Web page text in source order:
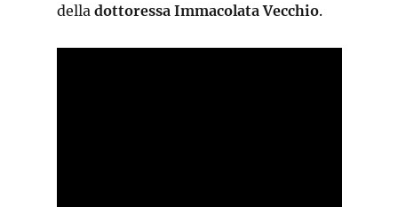
della dottoressa Immacolata Vecchio.